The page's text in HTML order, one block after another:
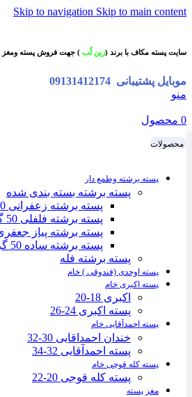
Skip to navigation Skip to main content
سایت پسته مکاف با برند (زین لُب ) جهت فروش پسته ومغز
موبایل پشتیبانی
منو
0 محصول
محصولات
پسته برشته وطمع دار
پسته برشته بسته بندی شده
پسته برشته زعفرانی 50گرمی
پسته برشته فلفلی 50 گرمی
پسته برشته پیاز جعفری
پسته برشته ساده 50 گرمی
پسته برشته فله
پسته اوحدی (فندوقی ) خام
پسته اکبری خام
اکبری 18-20
پسته اکبری 24-26
پسته احمدآقایی خام
خندان احمداقایی 30-32
پسته احمدآقایی 32-34
پسته کله قوچی خام
پسته کله قوجی 20-22
مغز پسته